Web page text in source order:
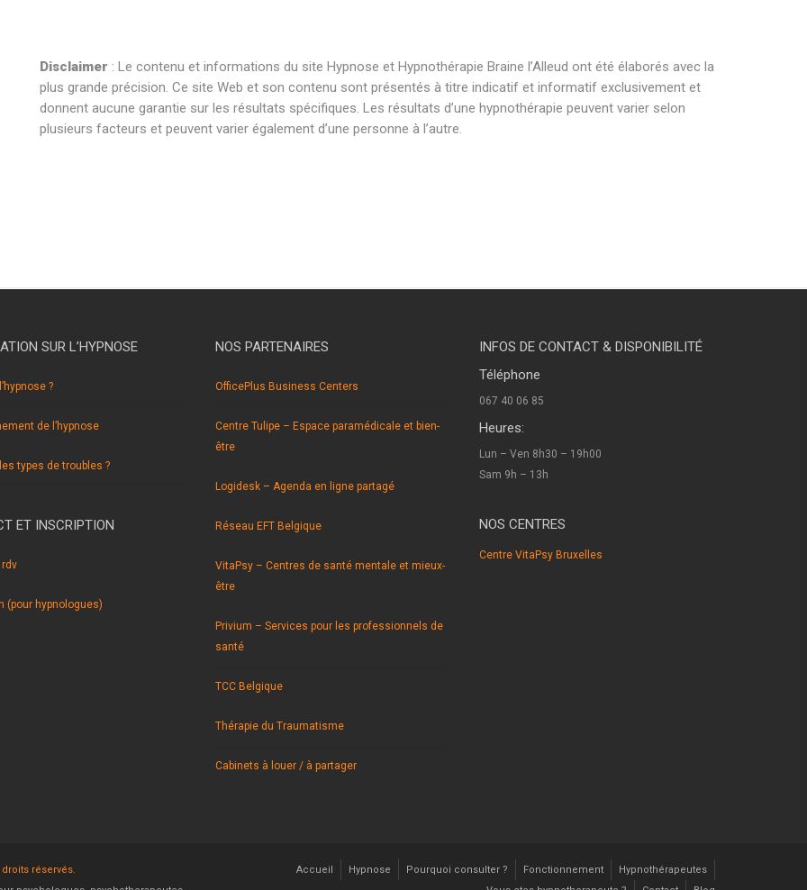
Disclaimer : Le contenu et informations du site Hypnose et Hypnothérapie Braine l’Alleud ont été élaborés avec la
plus grande précision. Ce site Web et son contenu sont présentés à titre indicatif et informatif exclusivement et
donnent aucune garantie sur les résultats spécifiques. Les résultats d’une hypnothérapie peuvent varier selon
plusieurs facteurs et peuvent varier également d’une personne à l’autre.
SUR L’HYPNOSE
?
de l’hypnose
types de troubles ?
ET INSCRIPTION
(pour hypnologues)
NOS PARTENAIRES
OfficePlus Business Centers
Centre Tulipe – Espace paramédicale et bien-
être
Logidesk – Agenda en ligne partagé
Réseau EFT Belgique
VitaPsy – Centres de santé mentale et mieux-
être
Privium – Services pour les professionnels de
santé
TCC Belgique
Thérapie du Traumatisme
Cabinets à louer / à partager
INFOS DE CONTACT & DISPONIBILITÉ
Téléphone
067 40 06 85
Heures:
Lun – Ven 8h30 – 19h00
Sam 9h – 13h
NOS CENTRES
Centre VitaPsy Bruxelles
droits réservés.
Accueil Hypnose Pourquoi consulter ? Fonctionnement
Hypnothérapeutes